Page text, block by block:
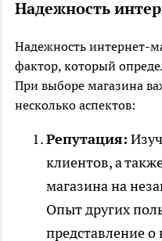
Надежность
Надежность интернет-
фактор, который
При выборе магазина
несколько аспектов:
Репутация:
клиентов, а
магазина на
Опыт других
представление